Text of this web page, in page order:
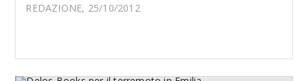
REDAZIONE, 25/10/2012